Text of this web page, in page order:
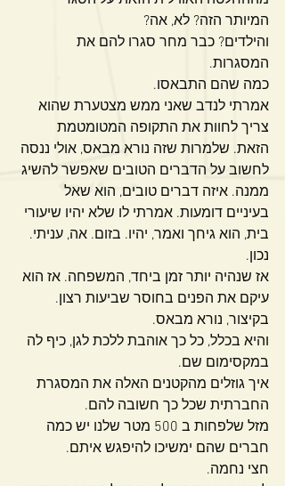
המיותר הזה? לא, אה?
והילדים? כבר מחר סגרו להם את
המסגרות.
כמה שהם התבאסו.
אמרתי לנדב שאני ממש מצטערת שהוא
צריך לחוות את התקופה המטומטמת
הזאת. שלמרות שזה נורא מבאס, אולי ננסה
לחשוב על הדברים הטובים שאפשר להשיג
ממנה. איזה דברים טובים, הוא שאל
בעיניים דומעות. אמרתי לו שלא יהיו שיעורי
בית, הוא גיחך ואמר, יהיו. בזום. אה, עניתי.
נכון.
אז שנהיה יותר זמן ביחד, המשפחה. אז הוא
עיקם את הפנים בחוסר שביעות רצון.
בקיצור, נורא מבאס.
והיא בכלל, כל כך אוהבת ללכת לגן, כיף לה
במקסימום שם.
איך גוזלים מהקטנים האלה את המסגרת
החברתית שכל כך חשובה להם.
מזל שלפחות ב 500 מטר שלנו יש כמה
חברים שהם ימשיכו להיפגש איתם.
חצי נחמה.